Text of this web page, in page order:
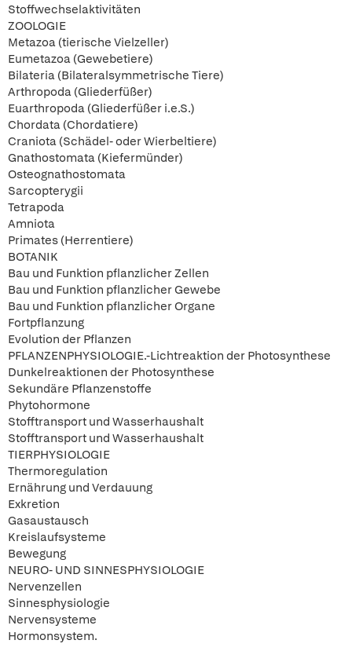
Stoffwechselaktivitäten
ZOOLOGIE
Metazoa (tierische Vielzeller)
Eumetazoa (Gewebetiere)
Bilateria (Bilateralsymmetrische Tiere)
Arthropoda (Gliederfüßer)
Euarthropoda (Gliederfüßer i.e.S.)
Chordata (Chordatiere)
Craniota (Schädel- oder Wierbeltiere)
Gnathostomata (Kiefermünder)
Osteognathostomata
Sarcopterygii
Tetrapoda
Amniota
Primates (Herrentiere)
BOTANIK
Bau und Funktion pflanzlicher Zellen
Bau und Funktion pflanzlicher Gewebe
Bau und Funktion pflanzlicher Organe
Fortpflanzung
Evolution der Pflanzen
PFLANZENPHYSIOLOGIE.-Lichtreaktion der Photosynthese
Dunkelreaktionen der Photosynthese
Sekundäre Pflanzenstoffe
Phytohormone
Stofftransport und Wasserhaushalt
Stofftransport und Wasserhaushalt
TIERPHYSIOLOGIE
Thermoregulation
Ernährung und Verdauung
Exkretion
Gasaustausch
Kreislaufsysteme
Bewegung
NEURO- UND SINNESPHYSIOLOGIE
Nervenzellen
Sinnesphysiologie
Nervensysteme
Hormonsystem.